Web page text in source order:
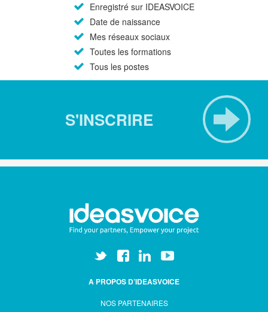
Enregistré sur IDEASVOICE
Date de naissance
Mes réseaux sociaux
Toutes les formations
Tous les postes
S'INSCRIRE
A PROPOS D’IDEASVOICE
NOS PARTENAIRES